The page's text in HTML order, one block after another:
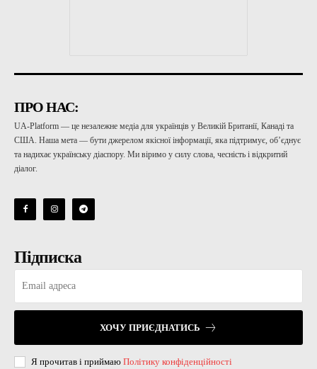
ПРО НАС:
UA-Platform — це незалежне медіа для українців у Великій Британії, Канаді та
США. Наша мета — бути джерелом якісної інформації, яка підтримує, об’єднує
та надихає українську діаспору. Ми віримо у силу слова, чесність і відкритий
діалог.
Підписка
ХОЧУ ПРИЄДНАТИСЬ
Я прочитав і приймаю Політику конфіденційності